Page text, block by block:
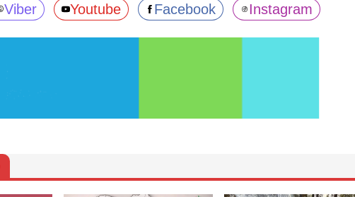
Viber Youtube Facebook Instagram